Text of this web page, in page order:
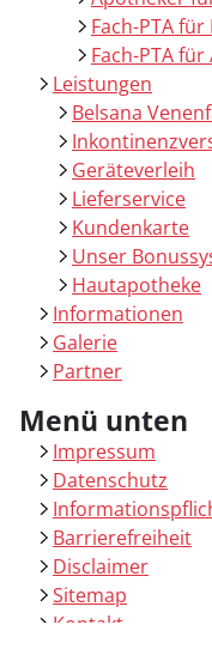
Fach-PTA
Fach-PTA
Leistungen
Belsana
Geräteverleih
Lieferservice
Kundenkarte
Unser
Hautapotheke
Informationen
Galerie
Partner
Menü unten
Impressum
Datenschutz
Barrierefreiheit
Disclaimer
Sitemap
Kontakt